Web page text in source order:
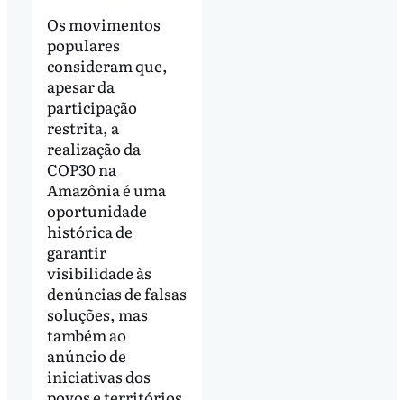
Os movimentos
populares
consideram que,
apesar da
participação
restrita, a
realização da
COP30 na
Amazônia é uma
oportunidade
histórica de
garantir
visibilidade às
denúncias de falsas
soluções, mas
também ao
anúncio de
iniciativas dos